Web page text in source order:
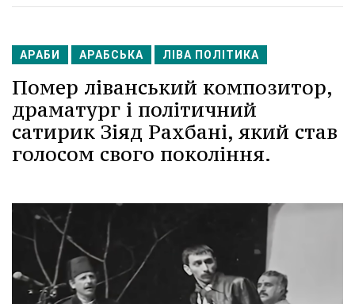
АРАБИ АРАБСЬКА ЛІВА ПОЛІТИКА
Помер ліванський композитор,
драматург і політичний
сатирик Зіяд Рахбані, який став
голосом свого покоління.